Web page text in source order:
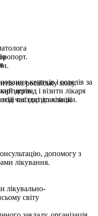
догляд і візити лікаря
час госпіталізації
на російську мову.
квитків і готелів за
поїздці до клініки.
допомогу з
лікування.
лікувально-
світу